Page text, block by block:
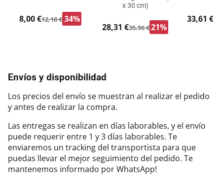
8,00 €12,18 € 34%
x 30 cm)
28,31 €35,96 €21%
33,61 €
Envíos y disponibilidad
Los precios del envío se muestran al realizar el pedido
y antes de realizar la compra.
Las entregas se realizan en días laborables, y el envío
puede requerir entre 1 y 3 días laborables. Te
enviaremos un tracking del transportista para que
puedas llevar el mejor seguimiento del pedido. Te
mantenemos informado por WhatsApp!